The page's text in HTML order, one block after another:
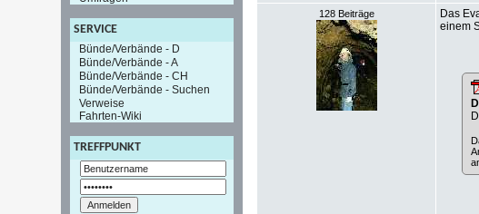
SERVICE
Bünde/Verbände - D
Bünde/Verbände - A
Bünde/Verbände - CH
Bünde/Verbände - Suchen
Verweise
Fahrten-Wiki
TREFFPUNKT
128 Beiträge
Das
einem